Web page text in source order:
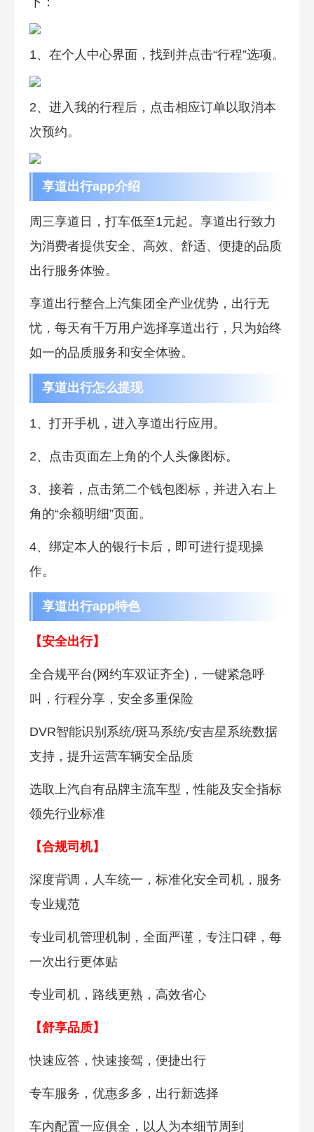
1、在个人中心界面，找到并点击“行程”选项。
2、进入我的行程后，点击相应订单以取消本
次预约。
享道出行app介绍
周三享道日，打车低至1元起。享道出行致力
为消费者提供安全、高效、舒适、便捷的品质
出行服务体验。
享道出行整合上汽集团全产业优势，出行无
忧，每天有千万用户选择享道出行，只为始终
如一的品质服务和安全体验。
享道出行怎么提现
1、打开手机，进入享道出行应用。
2、点击页面左上角的个人头像图标。
3、接着，点击第二个钱包图标，并进入右上
角的“余额明细”页面。
4、绑定本人的银行卡后，即可进行提现操
作。
享道出行app特色
【安全出行】
全合规平台(网约车双证齐全)，一键紧急呼
叫，行程分享，安全多重保险
DVR智能识别系统/斑马系统/安吉星系统数据
支持，提升运营车辆安全品质
选取上汽自有品牌主流车型，性能及安全指标
领先行业标准
【合规司机】
深度背调，人车统一，标准化安全司机，服务
专业规范
专业司机管理机制，全面严谨，专注口碑，每
一次出行更体贴
专业司机，路线更熟，高效省心
【舒享品质】
快速应答，快速接驾，便捷出行
专车服务，优惠多多，出行新选择
车内配置一应俱全，以人为本细节周到